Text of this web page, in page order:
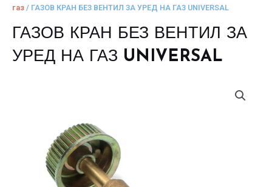
газ / ГАЗОВ КРАН БЕЗ ВЕНТИЛ ЗА УРЕД НА ГАЗ UNIVERSAL
ГАЗОВ КРАН БЕЗ ВЕНТИЛ ЗА
УРЕД НА ГАЗ UNIVERSAL